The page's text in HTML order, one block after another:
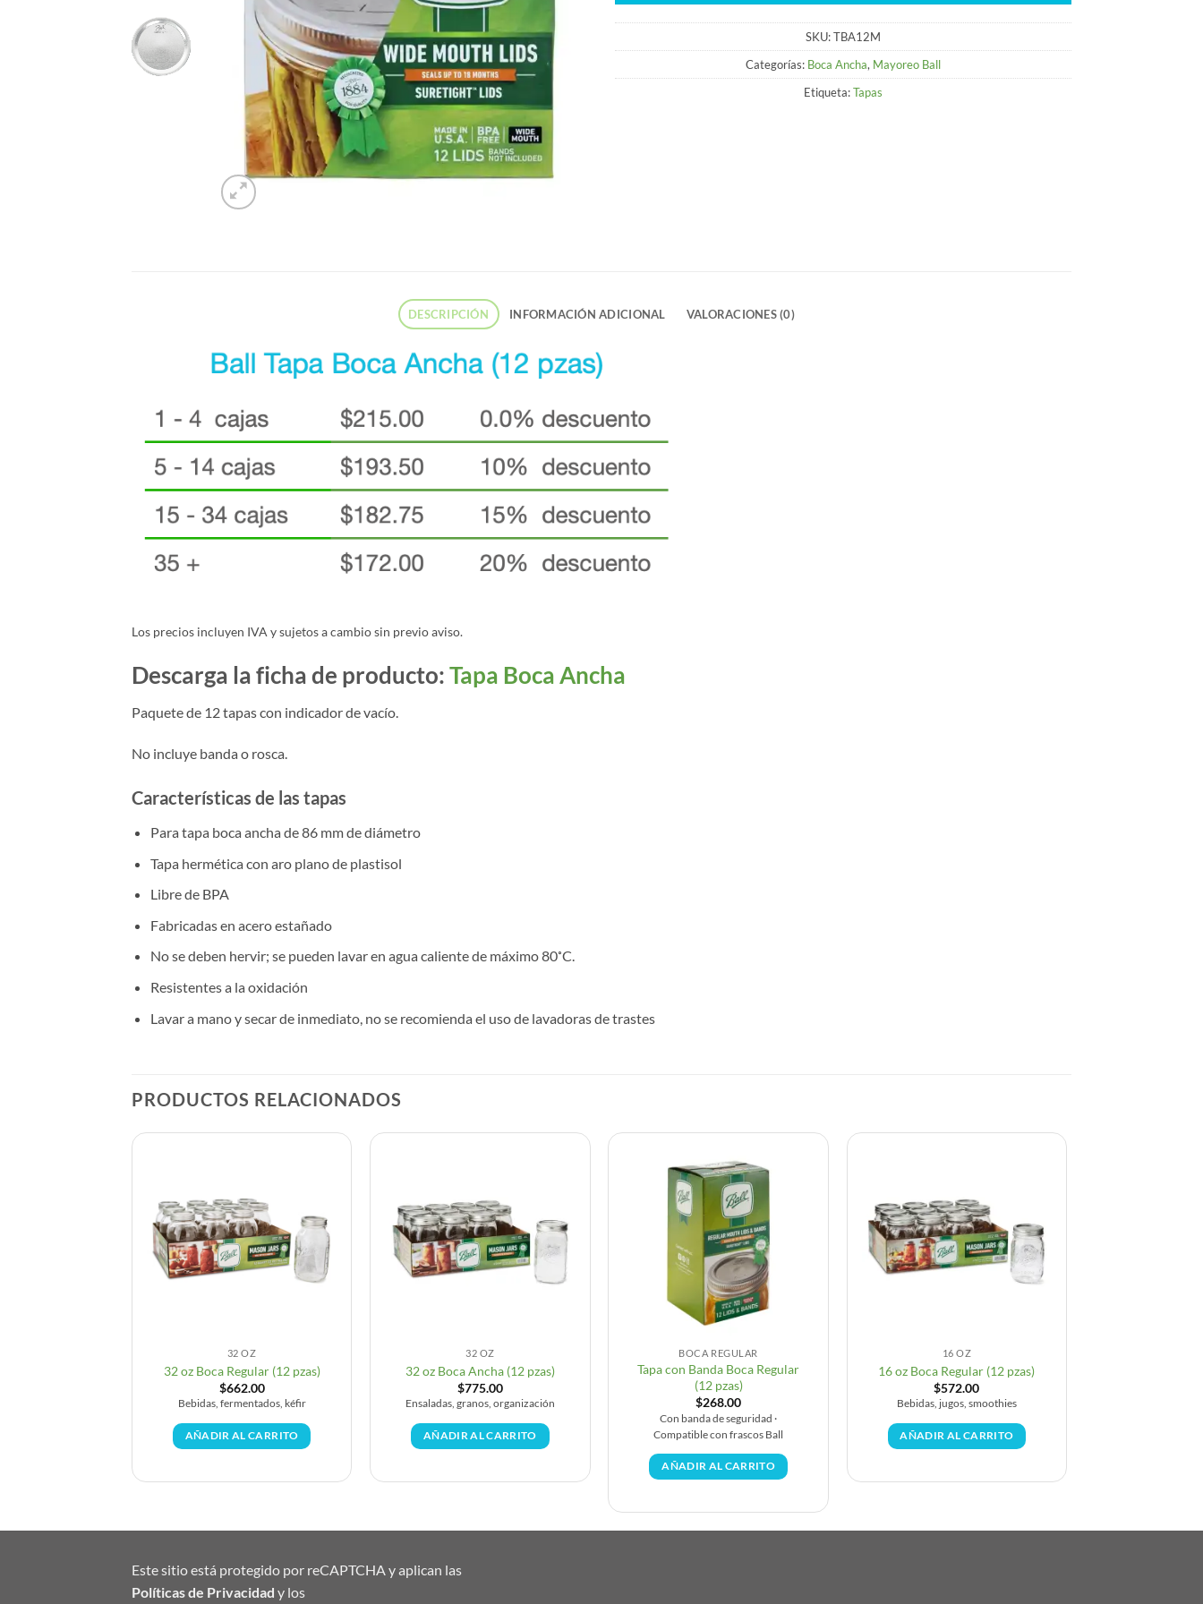
SKU:TBA12M
Categorías: Boca Ancha, Mayoreo Ball
Etiqueta:Tapas
DESCRIPCIÓN INFORMACIÓN ADICIONAL VALORACIONES (0)
Los precios incluyen IVA y sujetos a cambio sin previo aviso.
Descarga la ficha de producto: Tapa Boca Ancha
Paquete de 12 tapas con indicador de vacío.
No incluye banda o rosca.
Características de las tapas
Para tapa boca ancha de 86 mm de diámetro
Tapa hermética con aro plano de plastisol
Libre de BPA
Fabricadas en acero estañado
No se deben hervir; se pueden lavar en agua caliente de máximo 80˚C.
Resistentes a la oxidación
Lavar a mano y secar de inmediato, no se recomienda el uso de lavadoras de trastes
PRODUCTOS RELACIONADOS
32 OZ
32 oz Boca Regular (12 pzas)
$662.00
Bebidas, fermentados, kéfir
AÑADIR AL CARRITO
32 OZ
32 oz Boca Ancha (12 pzas)
$775.00
Ensaladas, granos, organización
AÑADIR AL CARRITO
BOCA REGULAR
Tapa con Banda Boca Regular
(12 pzas)
$268.00
Con banda de seguridad ·
Compatible con frascos Ball
AÑADIR AL CARRITO
16 OZ
16 oz Boca Regular (12 pzas)
$572.00
Bebidas, jugos, smoothies
AÑADIR AL CARRITO
Este sitio está protegido por reCAPTCHA y aplican las
Políticas de Privacidad y los